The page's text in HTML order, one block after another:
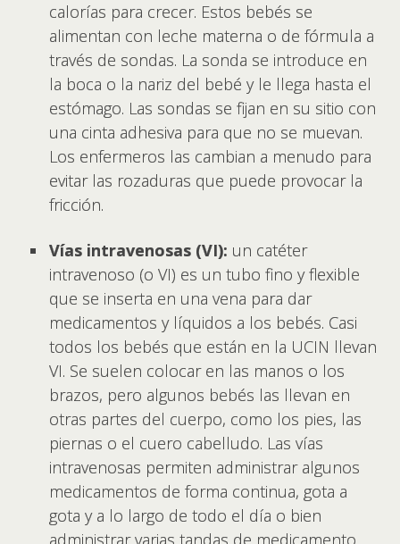
calorías para crecer. Estos bebés se
alimentan con leche materna o de fórmula a
través de sondas. La sonda se introduce en
la boca o la nariz del bebé y le llega hasta el
estómago. Las sondas se fijan en su sitio con
una cinta adhesiva para que no se muevan.
Los enfermeros las cambian a menudo para
evitar las rozaduras que puede provocar la
fricción.
Vías intravenosas (VI): un catéter
intravenoso (o VI) es un tubo fino y flexible
que se inserta en una vena para dar
medicamentos y líquidos a los bebés. Casi
todos los bebés que están en la UCIN llevan
VI. Se suelen colocar en las manos o los
brazos, pero algunos bebés las llevan en
otras partes del cuerpo, como los pies, las
piernas o el cuero cabelludo. Las vías
intravenosas permiten administrar algunos
medicamentos de forma continua, gota a
gota y a lo largo de todo el día o bien
administrar varias tandas de medicamento